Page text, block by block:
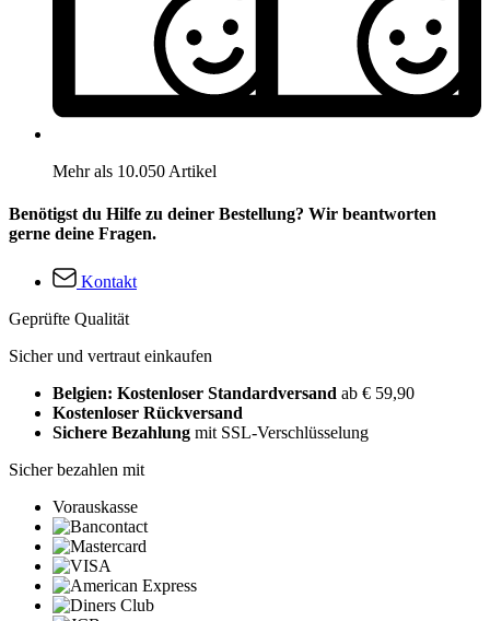
Mehr als 10.050 Artikel
Benötigst du Hilfe zu deiner Bestellung? Wir beantworten
gerne deine Fragen.
Kontakt
Geprüfte Qualität
Sicher und vertraut einkaufen
Belgien: Kostenloser Standardversand ab € 59,90
Kostenloser Rückversand
Sichere Bezahlung mit SSL-Verschlüsselung
Sicher bezahlen mit
Vorauskasse